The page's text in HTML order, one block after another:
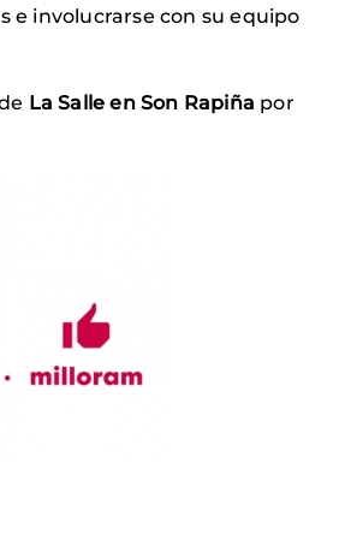
e involucrarse con su equipo
La Salle en Son Rapiña por